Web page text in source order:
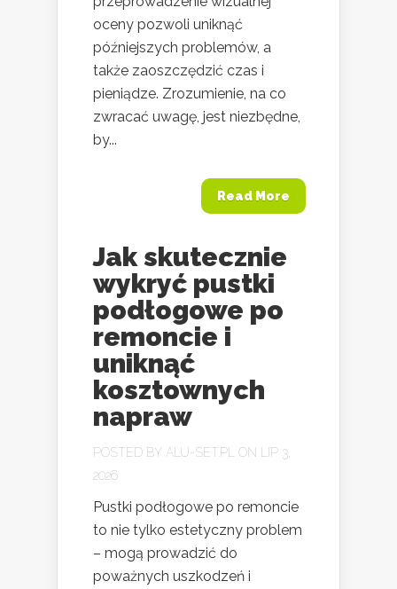
oceny pozwoli uniknąć
późniejszych problemów, a
także zaoszczędzić czas i
pieniądze. Zrozumienie, na co
zwracać uwagę, jest niezbędne,
by...
Read More
Jak skutecznie
wykryć pustki
podłogowe po
remoncie i
uniknąć
kosztownych
napraw
POSTED BY ALU-SET.PL
ON LIP 3,
2026
Pustki podłogowe po remoncie
to nie tylko estetyczny problem
– mogą prowadzić do
poważnych uszkodzeń i